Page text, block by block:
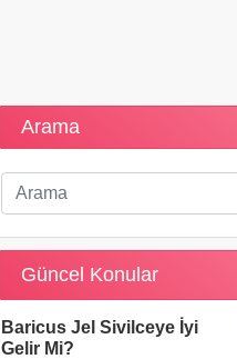
Arama
Güncel Konular
Baricus Jel Sivilceye İyi
Gelir Mi?